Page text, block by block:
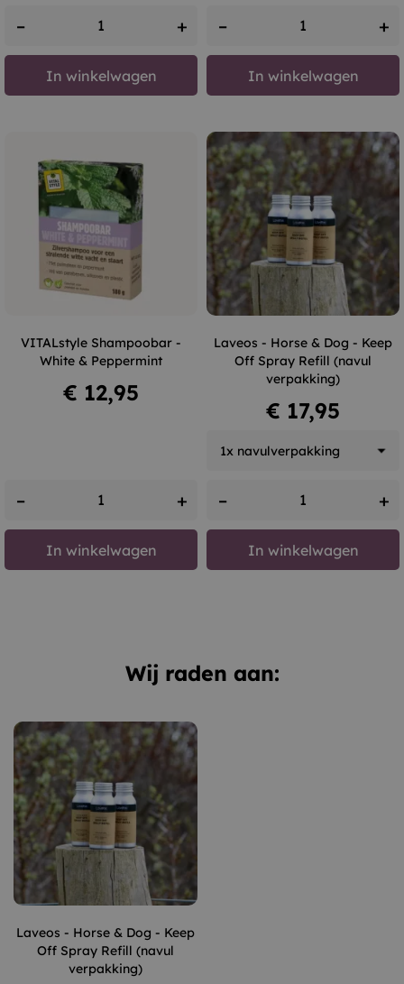
– +
In winkelwagen
– +
In winkelwagen
VITALstyle Shampoobar -
White & Peppermint
Prijs
€ 12,95
– +
In winkelwagen
Laveos - Horse & Dog - Keep
Off Spray Refill (navul
verpakking)
Prijs
€ 17,95
– +
In winkelwagen
Wij raden aan:
Laveos - Horse & Dog - Keep
Off Spray Refill (navul
verpakking)